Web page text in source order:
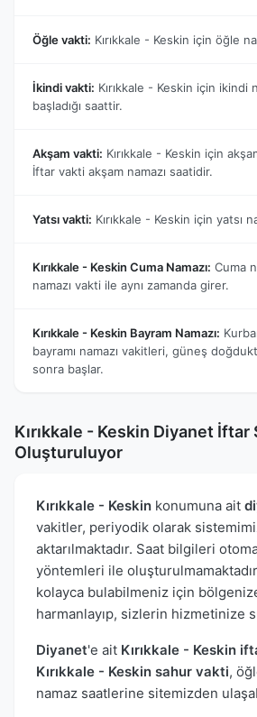
Öğle vakti: Kırıkkale - Keskin için öğle
İkindi vakti: Kırıkkale - Keskin için ikindi
başladığı saattir.
Akşam vakti: Kırıkkale - Keskin için
İftar vakti akşam namazı saatidir.
Yatsı vakti: Kırıkkale - Keskin için yatsı
Kırıkkale - Keskin Cuma Namazı: Cuma
namazı vakti ile aynı zamanda girer.
Kırıkkale - Keskin Bayram Namazı:
bayramı namazı vakitleri, güneş
sonra başlar.
Kırıkkale - Keskin Diyanet İftar
Oluşturuluyor
Kırıkkale - Keskin konumuna ait
vakitler, periyodik olarak
aktarılmaktadır. Saat bilgileri
yöntemleri ile
kolayca bulabilmeniz için
harmanlayıp, sizlerin hizmetinize
Diyanet'e ait Kırıkkale - Keskin
Kırıkkale - Keskin sahur vakti,
namaz saatlerine sitemizden